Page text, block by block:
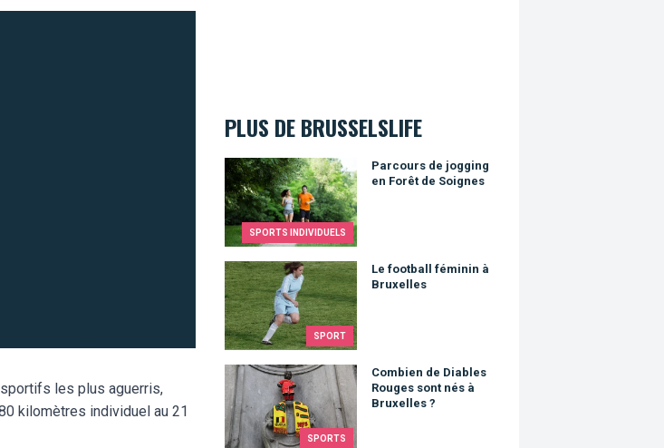
les plus aguerris,
kilomètres individuel au 21
PLUS DE BRUSSELSLIFE
SPORTS INDIVIDUELS
Parcours de jogging
en Forêt de Soignes
Parcours de jogging en Forêt de Soignes
SPORT
Le football féminin à
Bruxelles
Le football féminin à Bruxelles
SPORTS
Combien de Diables
Rouges sont nés à
Bruxelles ?
Combien de Diables Rouges sont nés à Bruxelles ?